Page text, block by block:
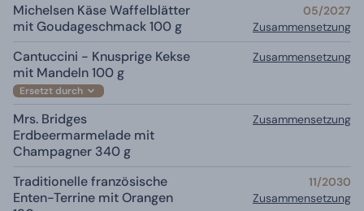
Michelsen Käse Waffelblätter
mit Goudageschmack 100 g
05/2027
Zusammensetzung
Cantuccini - Knusprige Kekse
mit Mandeln 100 g
Ersetzt durch
Zusammensetzung
Mrs. Bridges
Erdbeermarmelade mit
Champagner 340 g
Zusammensetzung
Traditionelle französische
Enten-Terrine mit Orangen
11/2030
Zusammensetzung